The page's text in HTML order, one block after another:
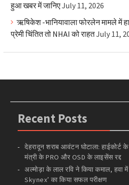
हुआ खबर में जानिएJuly 11, 2026
ऋषिकेश -भानियावाला फोरलेन मामले में
प्रेमी चिंतित तो NHAI को राहतJuly 11,
Recent Posts
देहरादून शराब आवंटन घोटाला:
मंत्री के PRO और OSD के लाइसेंस रद्द
अल्मोड़ा के लाल रवि ने किया कमाल, हवा
Skynex’ का किया सफल परीक्षण